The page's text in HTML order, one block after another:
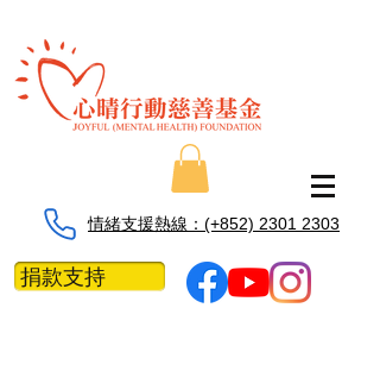
情緒支援熱線：​​(+852) 2301 2303
捐款支持